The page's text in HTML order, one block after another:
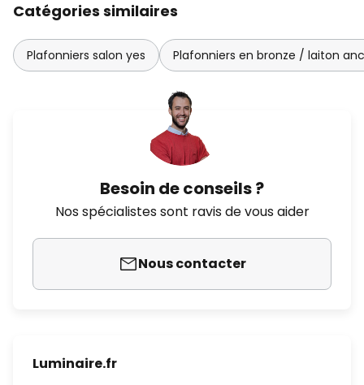
Catégories similaires
Plafonniers salon yes Plafonniers en bronze / laiton
Besoin de conseils ?
Nos spécialistes sont ravis de vous aider
Nous contacter
Luminaire.fr